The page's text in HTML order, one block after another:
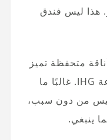
هذا ليس فندق
متحفظة تميز
Regent التابعة لمجموعة IHG. غالبًا ما
من دون سبب،
ينبغي.